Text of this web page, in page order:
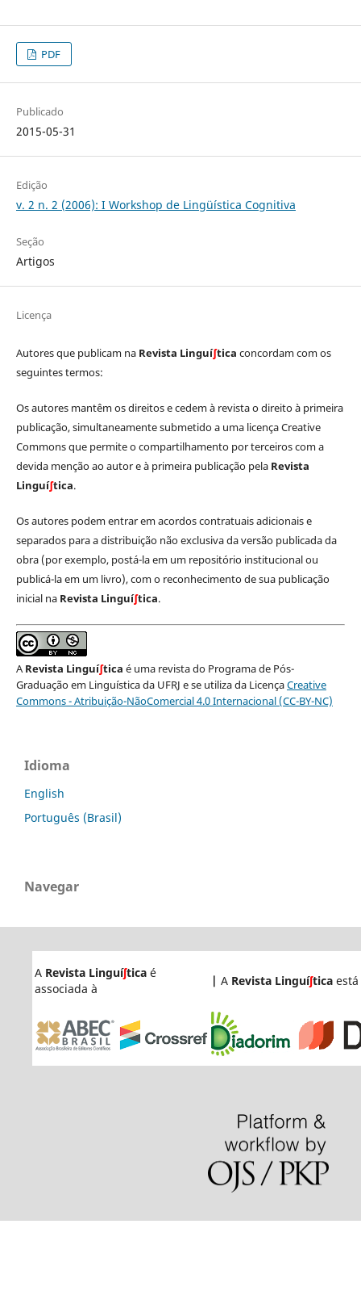
PDF
Publicado
2015-05-31
Edição
v. 2 n. 2 (2006): I Workshop de Lingüística Cognitiva
Seção
Artigos
Licença
Autores que publicam na Revista Linguí∫tica concordam com os
seguintes termos:
Os autores mantêm os direitos e cedem à revista o direito à primeira
publicação, simultaneamente submetido a uma licença Creative
Commons que permite o compartilhamento por terceiros com a
devida menção ao autor e à primeira publicação pela Revista
Linguí∫tica.
Os autores podem entrar em acordos contratuais adicionais e
separados para a distribuição não exclusiva da versão publicada da
obra (por exemplo, postá-la em um repositório institucional ou
publicá-la em um livro), com o reconhecimento de sua publicação
inicial na Revista Linguí∫tica.
ARevista Linguí∫tica é uma revista do Programa de Pós-
Graduação em Linguística da UFRJ e se utiliza da LicençaCreative
Commons - Atribuição-NãoComercial 4.0 Internacional (CC-BY-NC)
Idioma
English
Português (Brasil)
Navegar
A Revista Linguíʃticaé
associada à
| A Revista Linguíʃticaestá